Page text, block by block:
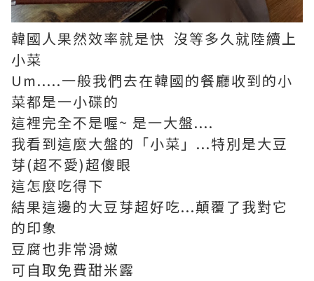
韓國人果然效率就是快 沒等多久就陸續上
小菜
Um.....一般我們去在韓國的餐廳收到的小
菜都是一小碟的
這裡完全不是喔~ 是一大盤....
我看到這麼大盤的「小菜」...特別是大豆
芽(超不愛)超傻眼
這怎麼吃得下
結果這邊的大豆芽超好吃...顛覆了我對它
的印象
豆腐也非常滑嫩
可自取免費甜米露